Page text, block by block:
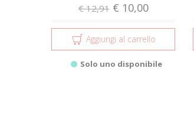
€ 12,91 € 10,00
Aggiungi al carrello
Solo uno disponibile